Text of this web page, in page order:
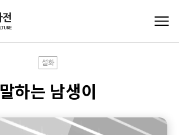
설화
말하는 남생이